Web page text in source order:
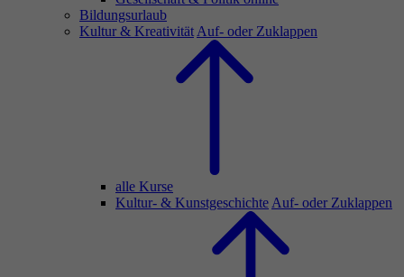
Bildungsurlaub
Kultur & Kreativität Auf- oder Zuklappen
alle Kurse
Kultur- & Kunstgeschichte Auf- oder Zuklappen